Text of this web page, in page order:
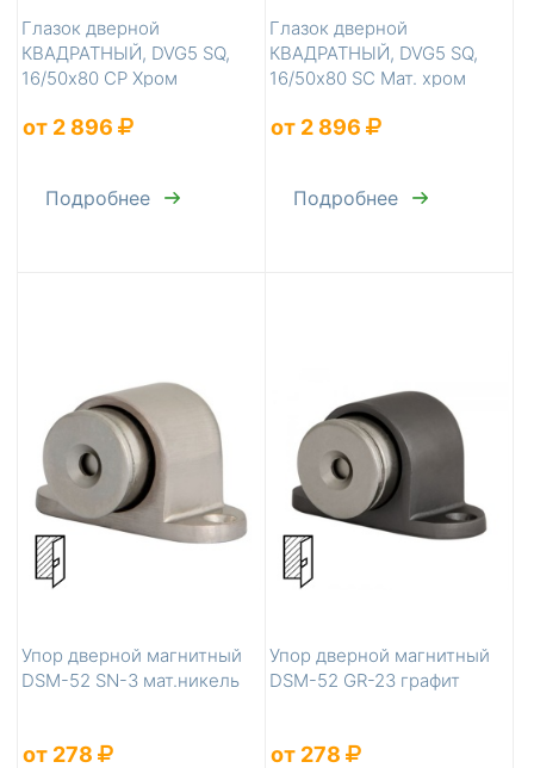
Глазок дверной
КВАДРАТНЫЙ, DVG5 SQ,
16/50х80 СР Хром
от 2 896
Подробнее
Глазок дверной
КВАДРАТНЫЙ, DVG5 SQ,
16/50х80 SC Мат. хром
от 2 896
Подробнее
Упор дверной магнитный
DSM-52 SN-3 мат.никель
от 278
Упор дверной магнитный
DSM-52 GR-23 графит
от 278